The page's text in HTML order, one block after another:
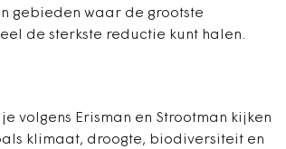
gebieden waar de grootste
de sterkste reductie kunt halen.
volgens Erisman en Strootman kijken
klimaat, droogte, biodiversiteit en